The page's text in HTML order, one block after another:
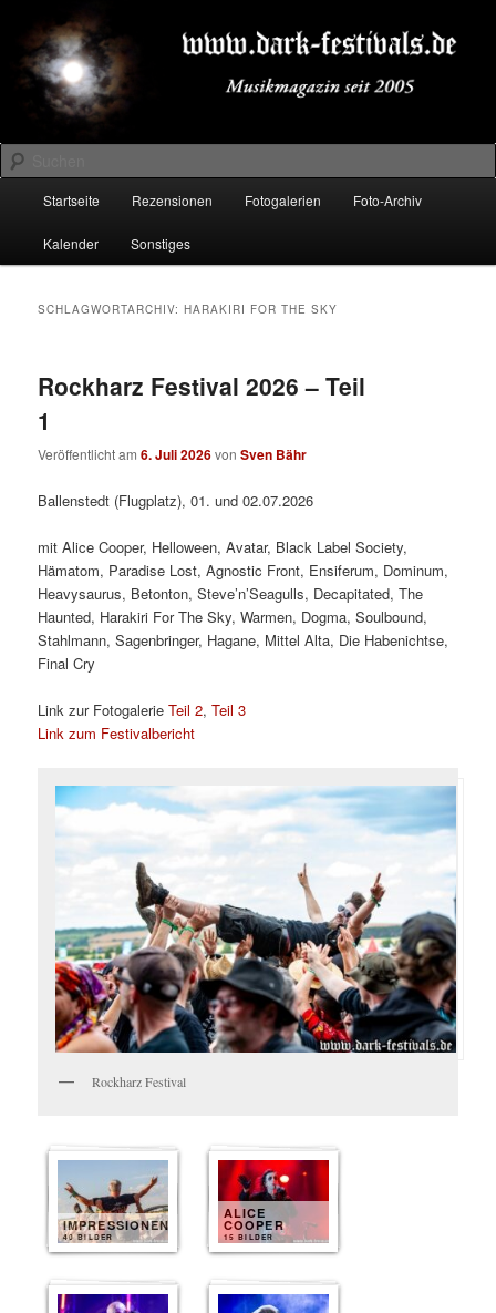
primären
Inhalt
springen
sekundären
Inhalt
springenDARK-FESTIVALS.DE
Suchen
Startseite Rezensionen Fotogalerien Foto-Archiv
Kalender Sonstiges
SCHLAGWORTARCHIV:HARAKIRI FOR THE SKY
Rockharz Festival 2026 – Teil
1
Veröffentlicht am6. Juli 2026vonSven Bähr
Ballenstedt (Flugplatz), 01. und 02.07.2026
mit Alice Cooper, Helloween, Avatar, Black Label Society,
Hämatom, Paradise Lost, Agnostic Front, Ensiferum, Dominum,
Heavysaurus, Betonton, Steve’n’Seagulls, Decapitated, The
Haunted, Harakiri For The Sky, Warmen, Dogma, Soulbound,
Stahlmann, Sagenbringer, Hagane, Mittel Alta, Die Habenichtse,
Final Cry
Link zur FotogalerieTeil 2,Teil 3
Link zum Festivalbericht
Rockharz Festival
IMPRESSIONEN
40 BILDER
ALICE
COOPER
15 BILDER